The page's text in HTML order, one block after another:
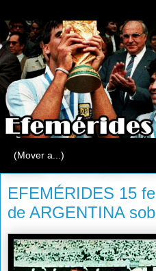
sábado, 15 de febrero de
EFEMÉRIDES 15
de ARGENTINA